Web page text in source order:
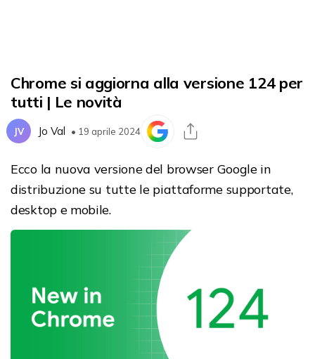
Chrome si aggiorna alla versione 124 per
tutti | Le novità
JV Jo Val • 19 aprile 2024
Ecco la nuova versione del browser Google in
distribuzione su tutte le piattaforme supportate,
desktop e mobile.